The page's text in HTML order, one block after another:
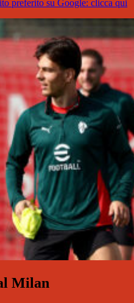
preferito su Google: clicca qui
Milan